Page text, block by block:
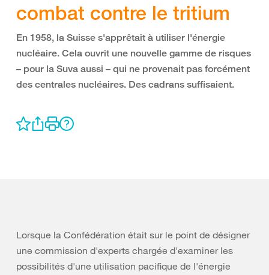
combat contre le tritium
En 1958, la Suisse s'apprêtait à utiliser l'énergie
nucléaire. Cela ouvrit une nouvelle gamme de risques
– pour la Suva aussi – qui ne provenait pas forcément
des centrales nucléaires. Des cadrans suffisaient.
Lorsque la Confédération était sur le point de désigner
une commission d'experts chargée d'examiner les
possibilités d'une utilisation pacifique de l'énergie